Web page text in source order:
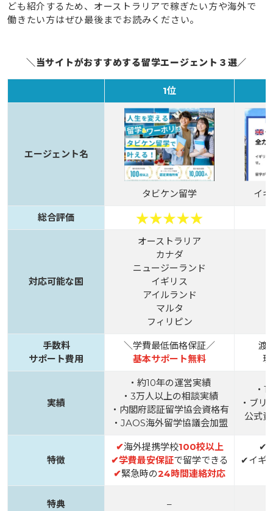
ども紹介するため、オーストラリアで稼ぎたい方や海外で
働きたい方はぜひ最後までお読みください。
＼当サイトがおすすめする留学エージェント３選／
1位
エージェント名
タビケン留学 イ
総合評価
対応可能な国
オーストラリア
カナダ
ニュージーランド
イギリス
アイルランド
マルタ
フィリピン
手数料
サポート費用
＼学費最低価格保証／
基本サポート無料
渡
実績
・約10年の運営実績
・3万人以上の相談実績
・内閣府認証留学協会資格有
・JAOS海外留学協議会加盟
・
・ブリ
公式
特徴
✔海外提携学校100校以上
✔学費最安保証で留学できる
✔緊急時の24時間連絡対応
✔
✔イギ
特典 –